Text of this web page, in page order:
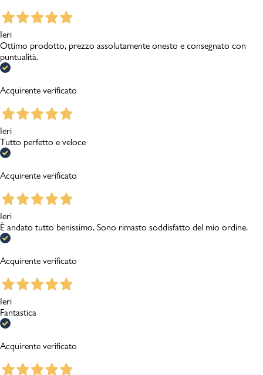
Ieri
Ottimo prodotto, prezzo assolutamente onesto e consegnato con
puntualità.
Acquirente verificato
Ieri
Tutto perfetto e veloce
Acquirente verificato
Ieri
È andato tutto benissimo. Sono rimasto soddisfatto del mio ordine.
Acquirente verificato
Ieri
Fantastica
Acquirente verificato